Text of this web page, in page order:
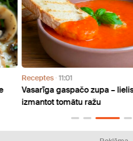
Receptes 09:10
Krēmīga siera un alus
uzkodām